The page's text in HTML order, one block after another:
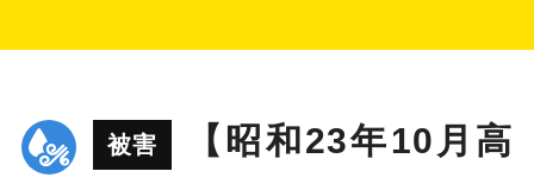
被害
【昭和23年10月高